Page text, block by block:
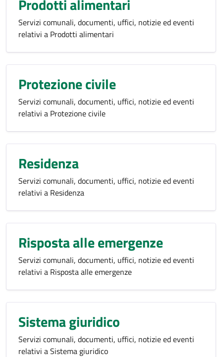
Prodotti alimentari
Servizi comunali, documenti, uffici, notizie ed eventi
relativi a Prodotti alimentari
Protezione civile
Servizi comunali, documenti, uffici, notizie ed eventi
relativi a Protezione civile
Residenza
Servizi comunali, documenti, uffici, notizie ed eventi
relativi a Residenza
Risposta alle emergenze
Servizi comunali, documenti, uffici, notizie ed eventi
relativi a Risposta alle emergenze
Sistema giuridico
Servizi comunali, documenti, uffici, notizie ed eventi
relativi a Sistema giuridico